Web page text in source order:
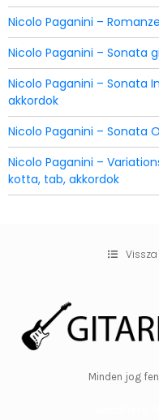
Nicolo Paganini –
Nicolo Paganini – Sonata
Nicolo Paganini – Sonata
akkordok
Nicolo Paganini – Sonata
Nicolo Paganini –
kotta, tab, akkordok
Minden jog